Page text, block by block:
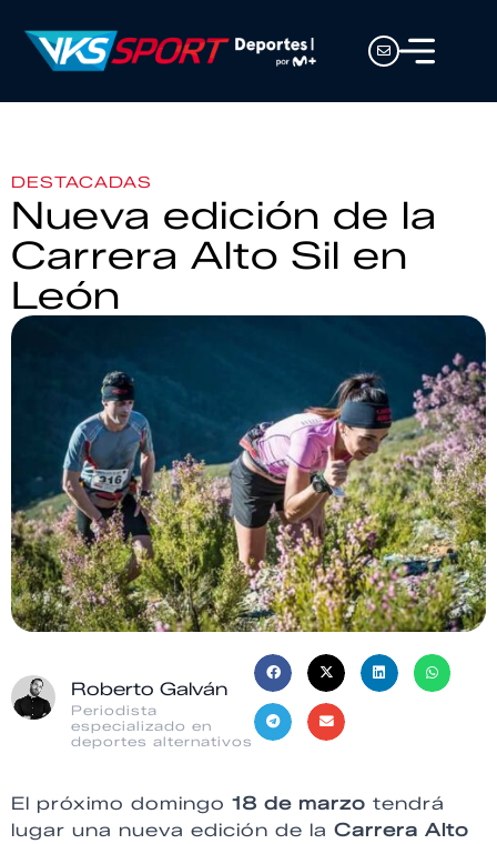
DESTACADAS
Nueva edición de la
Carrera Alto Sil en
León
Roberto Galván
Periodista
especializado en
deportes alternativos
El próximo domingo 18 de marzo tendrá
lugar una nueva edición de la Carrera Alto